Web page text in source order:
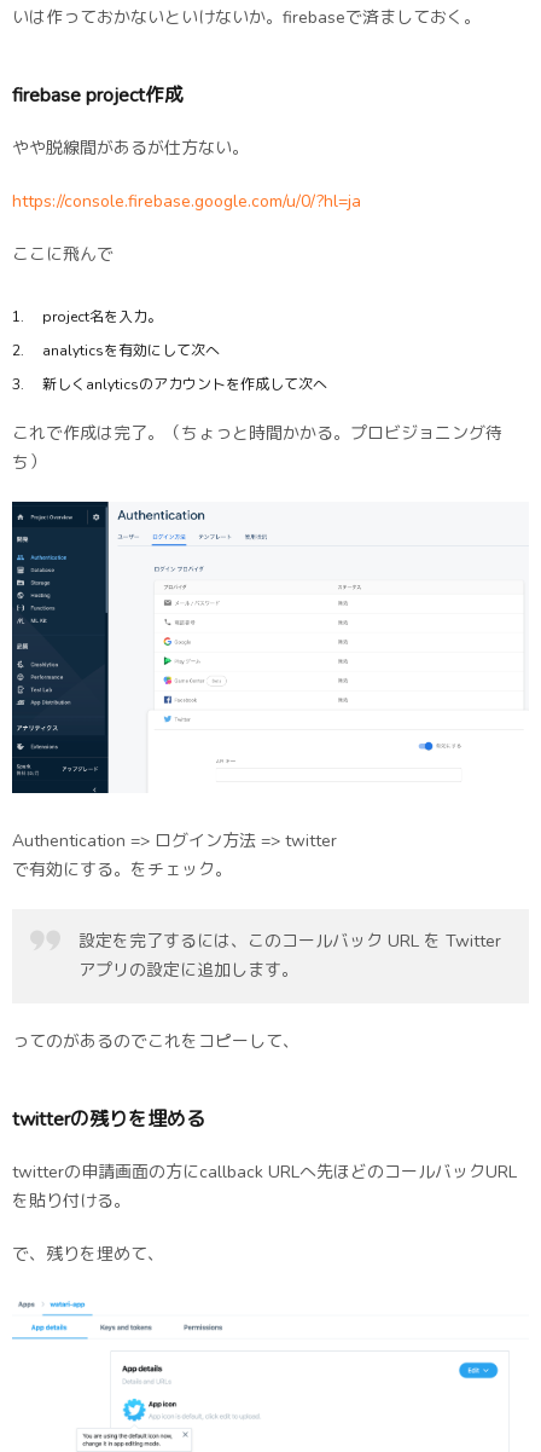
いは作っておかないといけないか。firebaseで済ましておく。
firebase project作成
やや脱線間があるが仕方ない。
https://console.firebase.google.com/u/0/?hl=ja
ここに飛んで
project名を入力。
analyticsを有効にして次へ
新しくanlyticsのアカウントを作成して次へ
これで作成は完了。（ちょっと時間かかる。プロビジョニング待
ち）
Authentication => ログイン方法 => twitter
で有効にする。をチェック。
設定を完了するには、このコールバック URL を Twitter
アプリの設定に追加します。
ってのがあるのでこれをコピーして、
twitterの残りを埋める
twitterの申請画面の方にcallback URLへ先ほどのコールバックURL
を貼り付ける。
で、残りを埋めて、